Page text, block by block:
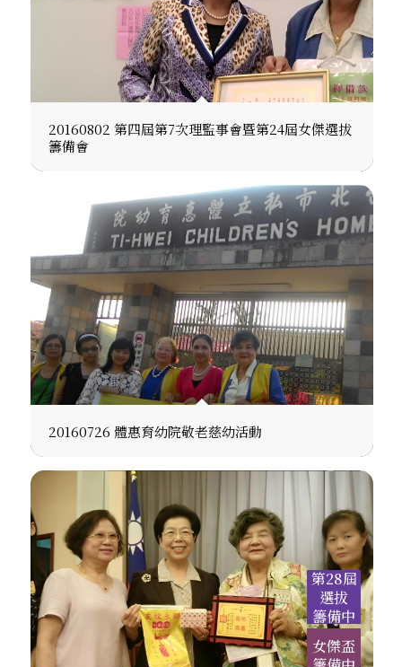
20160802 第四屆第7次理監事會暨第24屆女傑選拔
籌備會
20160726 體惠育幼院敬老慈幼活動
第28屆
選拔
籌備中
女傑盃